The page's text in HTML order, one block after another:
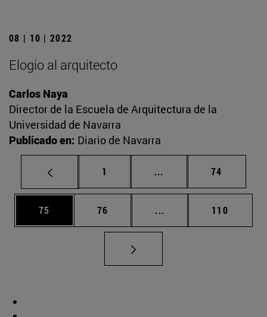
08 | 10 | 2022
Elogio al arquitecto
Carlos Naya
Director de la Escuela de Arquitectura de la
Universidad de Navarra
Publicado en: Diario de Navarra
Página
1 ... Páginas intermedias
Página
74
Página
75 Página
76 ... Páginas intermedias
Página
110